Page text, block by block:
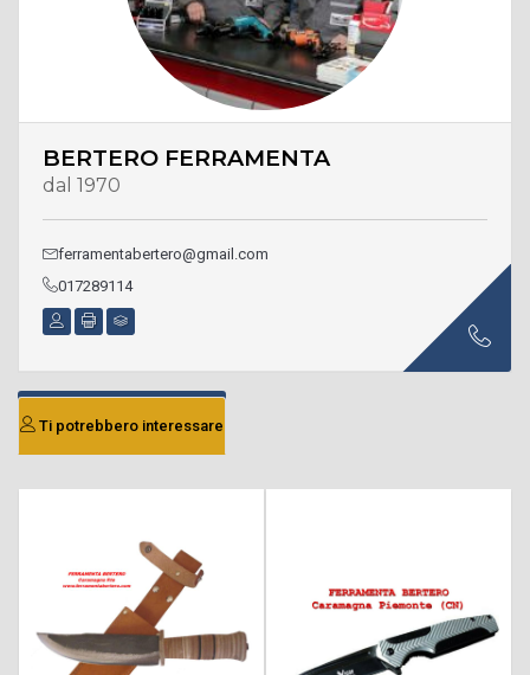
BERTERO FERRAMENTA
dal 1970
ferramentabertero@gmail.com
017289114
Ti potrebbero interessare